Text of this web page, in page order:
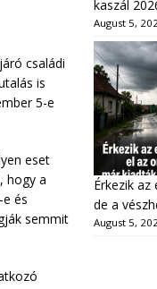
családi
is
5-e
eset
hogy a
és
semmit
kaszál
August 5,
Érkezik
de a
August 5,